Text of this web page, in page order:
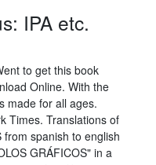
IPA etc.
to get this book
Online. With the
made for all ages.
Times. Translations of
from spanish to english
GRÁFICOS" in a